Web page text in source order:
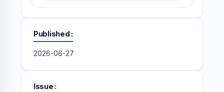
Published
2026-06-27
Issue